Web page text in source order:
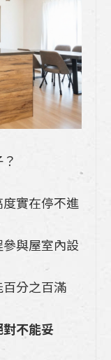
！每天周5
新的一樣
中的車 換了
商附的廚
間改變這
瑯廚具】
瑯廚具】
瑯廚具】三
實在停不進
與屋室內設
分之百滿
對不能妥